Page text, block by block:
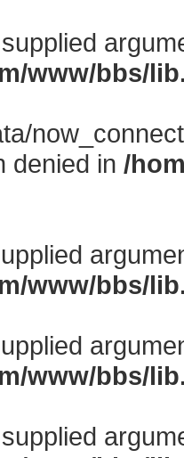
www/bbs/
denied in /
www/bbs/
www/bbs/